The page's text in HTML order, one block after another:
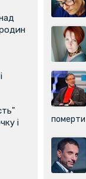
і
померти